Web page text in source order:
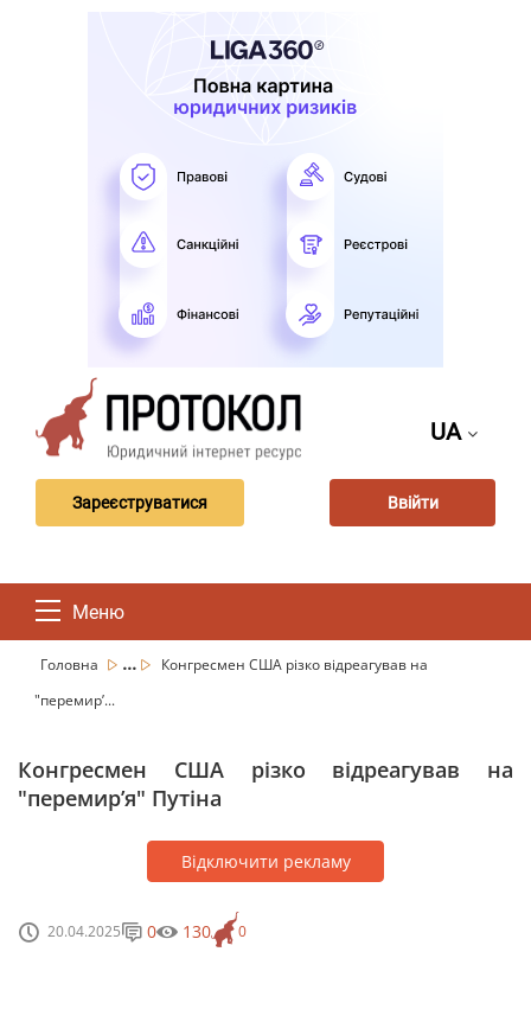
UA
Зареєструватися Ввійти
Меню
Головна ...
Конгресмен США різко відреагував на
"перемирʼ...
Конгресмен США різко відреагував на
"перемирʼя" Путіна
Відключити рекламу
20.04.2025 0
0 130